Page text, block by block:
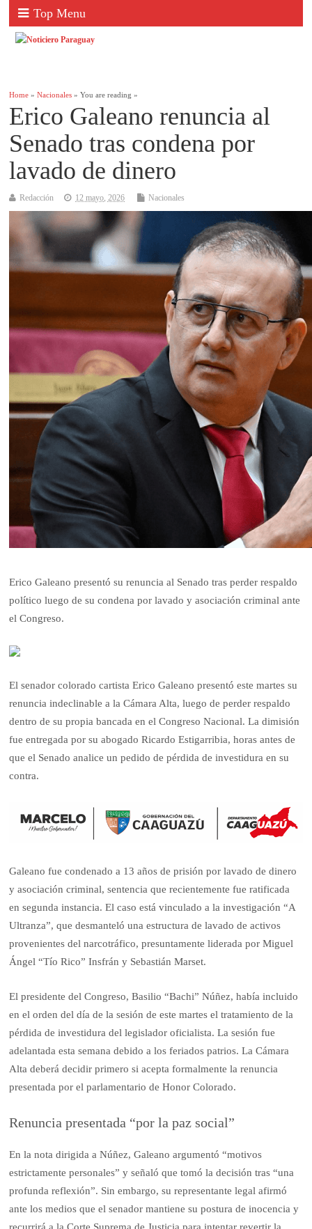
Top Menu
Home »Nacionales » You are reading »
Erico Galeano renuncia al
Senado tras condena por
lavado de dinero
Redacción 12 mayo, 2026 Nacionales
Erico Galeano presentó su renuncia al Senado tras perder respaldo
político luego de su condena por lavado y asociación criminal ante
el Congreso.
El senador colorado cartista Erico Galeano presentó este martes su
renuncia indeclinable a la Cámara Alta, luego de perder respaldo
dentro de su propia bancada en el Congreso Nacional. La dimisión
fue entregada por su abogado Ricardo Estigarribia, horas antes de
que el Senado analice un pedido de pérdida de investidura en su
contra.
Galeano fue condenado a 13 años de prisión por lavado de dinero
y asociación criminal, sentencia que recientemente fue ratificada
en segunda instancia. El caso está vinculado a la investigación “A
Ultranza”, que desmanteló una estructura de lavado de activos
provenientes del narcotráfico, presuntamente liderada por Miguel
Ángel “Tío Rico” Insfrán y Sebastián Marset.
El presidente del Congreso, Basilio “Bachi” Núñez, había incluido
en el orden del día de la sesión de este martes el tratamiento de la
pérdida de investidura del legislador oficialista. La sesión fue
adelantada esta semana debido a los feriados patrios. La Cámara
Alta deberá decidir primero si acepta formalmente la renuncia
presentada por el parlamentario de Honor Colorado.
Renuncia presentada “por la paz social”
En la nota dirigida a Núñez, Galeano argumentó “motivos
estrictamente personales” y señaló que tomó la decisión tras “una
profunda reflexión”. Sin embargo, su representante legal afirmó
ante los medios que el senador mantiene su postura de inocencia y